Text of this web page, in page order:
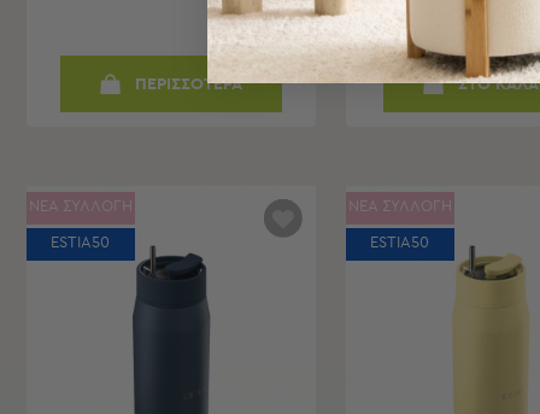
Νεσεσέρ
Παιδικά
ΠΕΡΙΣΣΟΤΕΡΑ ΣΤΟ
ΝΕΑ ΣΥΛΛΟΓΗ
ESTIA50
ΝΕΑ ΣΥΛΛΟΓΗ
ESTIA50